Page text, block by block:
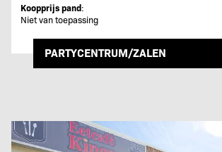
Koopprijs pand:
Niet van toepassing
PARTYCENTRUM/ZALEN